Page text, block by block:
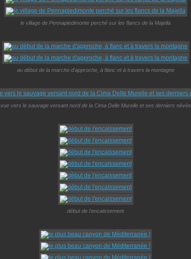
le village de Pennapiedimonte perché sur les flancs de la Majella
au début de la marche d'approche, à flanc et à travers la montagne
vue vers le sauvage versant nord de la Cima Delle Murelle et ses derniers névés
début de l'encaissement